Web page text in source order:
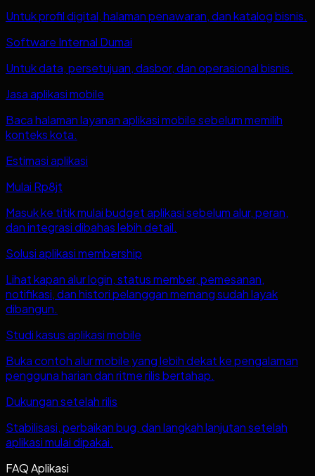
Untuk profil digital, halaman penawaran, dan katalog bisnis.
Software Internal Dumai
Untuk data, persetujuan, dasbor, dan operasional bisnis.
Jasa aplikasi mobile
Baca halaman layanan aplikasi mobile sebelum memilih
konteks kota.
Estimasi aplikasi
Mulai Rp8jt
Masuk ke titik mulai budget aplikasi sebelum alur, peran,
dan integrasi dibahas lebih detail.
Solusi aplikasi membership
Lihat kapan alur login, status member, pemesanan,
notifikasi, dan histori pelanggan memang sudah layak
dibangun.
Studi kasus aplikasi mobile
Buka contoh alur mobile yang lebih dekat ke pengalaman
pengguna harian dan ritme rilis bertahap.
Dukungan setelah rilis
Stabilisasi, perbaikan bug, dan langkah lanjutan setelah
aplikasi mulai dipakai.
FAQ Aplikasi